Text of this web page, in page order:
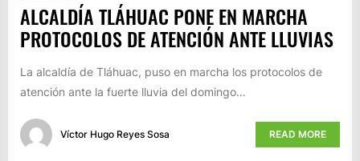
ALCALDÍA TLÁHUAC PONE EN MARCHA
PROTOCOLOS DE ATENCIÓN ANTE LLUVIAS
La alcaldía de Tláhuac, puso en marcha los protocolos de
atención ante la fuerte lluvia del domingo…
Víctor Hugo Reyes Sosa READ MORE